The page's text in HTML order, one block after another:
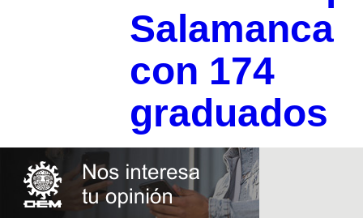
Salamanca
con 174
graduados